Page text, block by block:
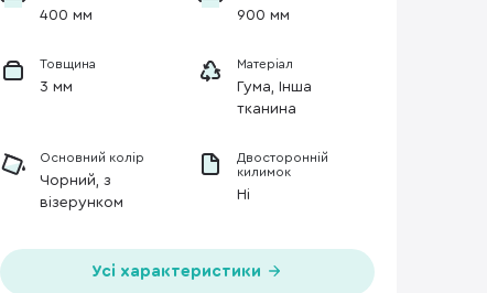
400 мм 900 мм
Товщина
3 мм
Матеріал
Гума, Інша
тканина
Основний колір
Чорний, з
візерунком
Двосторонній
килимок
Ні
Усі характеристики